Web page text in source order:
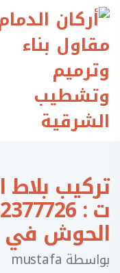
تركيب
الحوش في
بواسطة mustafa